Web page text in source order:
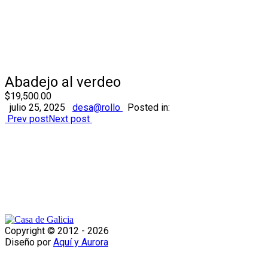
Abadejo al verdeo
$19,500.00
julio 25, 2025
desa@rollo
Posted in:
Prev postNext post
Copyright © 2012 - 2026
Diseño por Aquí y Aurora